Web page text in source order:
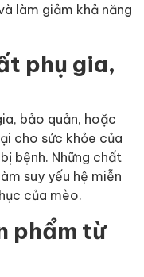
làm giảm khả năng
phụ gia,
bảo quản, hoặc
cho sức khỏe của
bệnh. Những chất
suy yếu hệ miễn
của mèo.
phẩm từ